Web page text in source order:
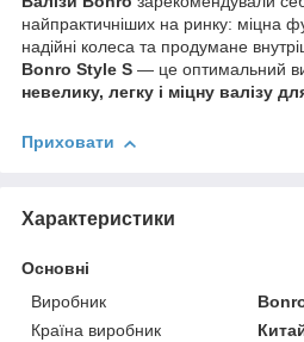
найпрактичніших на ринку: міцна
надійні колеса та продумане
Bonro Style S — це оптимальний
невелику, легку і міцну валізу
Приховати
Характеристики
Основні
Виробник
Країна виробник